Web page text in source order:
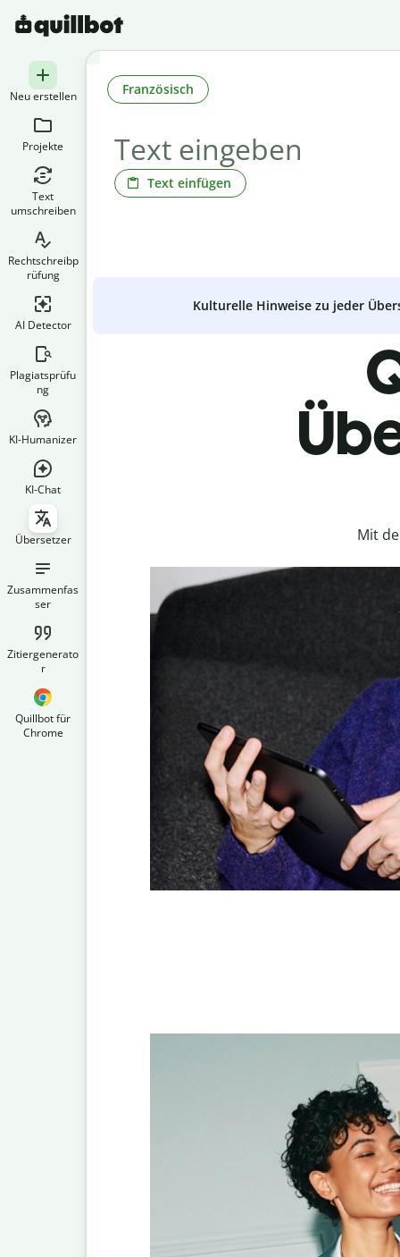
Neu erstellen
Projekte
Text
umschreiben
Rechtschreibp
rüfung
AI Detector
Plagiatsprüfu
ng
KI-Humanizer
KI-Chat
Übersetzer
Zusammenfas
ser
Zitiergenerato
r
Quillbot für
Chrome
Text einfügen
Französisch
Kulturelle Hinweise zu jeder
Mit